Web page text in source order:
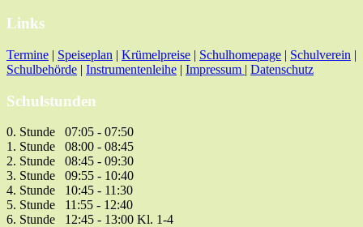
Links
Termine | Speiseplan | Krümelpreise | Schulhomepage | Schulverein |
Schulbehörde | Instrumentenleihe | Impressum | Datenschutz
Schulstunden
0. Stunde 07:05 - 07:50
1. Stunde 08:00 - 08:45
2. Stunde 08:45 - 09:30
3. Stunde 09:55 - 10:40
4. Stunde 10:45 - 11:30
5. Stunde 11:55 - 12:40
6. Stunde 12:45 - 13:00 Kl. 1-4